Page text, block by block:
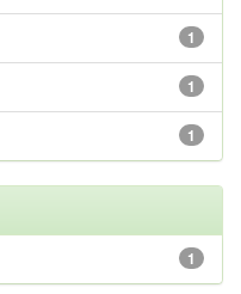
1
1
1
1